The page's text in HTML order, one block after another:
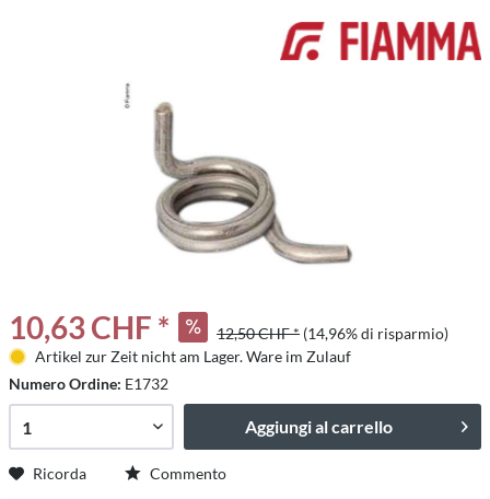
10,63 CHF * 12,50 CHF * (14,96% di risparmio)
Artikel zur Zeit nicht am Lager. Ware im Zulauf
Numero Ordine: E1732
Aggiungi al carrello
Ricorda Commento